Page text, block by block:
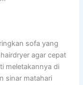
sofa yang
agar cepat
meletakannya di
sinar matahari